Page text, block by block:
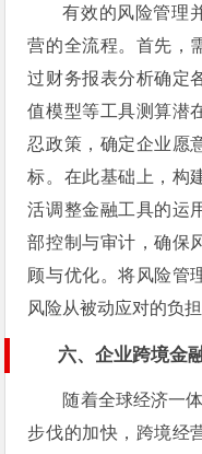
有效的风险管理
营的全流程。首先，
过财务报表分析确定
值模型等工具测算潜
忍政策，确定企业愿
标。在此基础上，构
活调整金融工具的运
部控制与审计，确保
顾与优化。将风险管
风险从被动应对的负
六、企业跨境金
随着全球经济一
步伐的加快，跨境经